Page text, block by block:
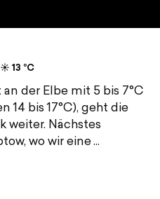
13 °C
der Elbe mit 5 bis 7°C
bis 17°C), geht die
weiter. Nächstes
wo wir eine